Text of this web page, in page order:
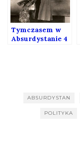
Tymczasem w
Absurdystanie 4
ABSURDYSTAN
POLITYKA